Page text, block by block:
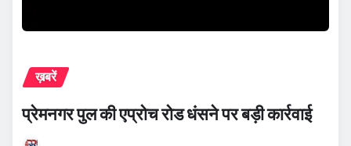
ख़बरें
प्रेमनगर पुल की एप्रोच रोड धंसने पर बड़ी कार्रवाई